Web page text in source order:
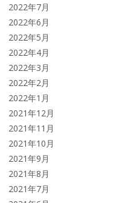
2022年7月
2022年6月
2022年5月
2022年4月
2022年3月
2022年2月
2022年1月
2021年12月
2021年11月
2021年10月
2021年9月
2021年8月
2021年7月